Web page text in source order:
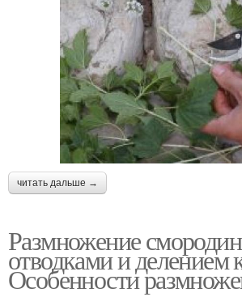
читать дальше →
Размножение
отводками и делением
Особенности